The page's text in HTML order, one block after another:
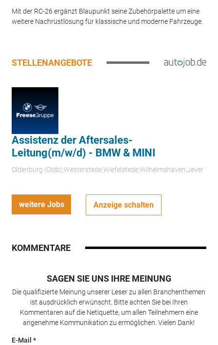
Mit der RC-26 ergänzt Blaupunkt seine Zubehörpalette um eine
weitere Nachrüstlösung für klassische und moderne Fahrzeuge.
STELLENANGEBOTE
Assistenz der Aftersales-
Leitung(m/w/d) - BMW & MINI
Oldenburg (Oldb);Westerstede;Wiefelstede;Wilhelmshaven;Jever
weitere Jobs Anzeige schalten
KOMMENTARE
SAGEN SIE UNS IHRE MEINUNG
Die qualifizierte Meinung unserer Leser zu allen Branchenthemen
ist ausdrücklich erwünscht. Bitte achten Sie bei Ihren
Kommentaren auf die Netiquette, um allen Teilnehmern eine
angenehme Kommunikation zu ermöglichen. Vielen Dank!
E-Mail